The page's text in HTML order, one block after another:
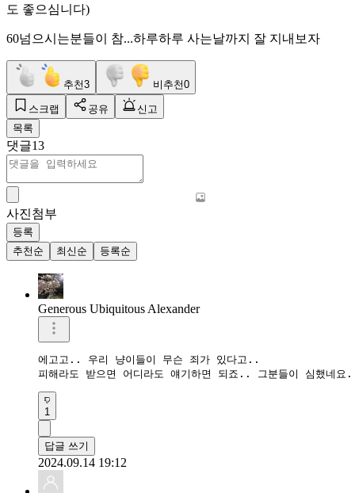
도 좋으심니다)
60넘으시는분들이 참...하루하루 사는날까지 잘 지내보자
추천3 비추천0
스크랩 공유
신고
목록
댓글13
사진첨부
등록
추천순
최신순 등록순
Generous Ubiquitous Alexander
에고고.. 우리 냥이들이 무슨 죄가 있다고..
피해라도 받으면 어디라도 얘기하면 되죠.. 그분들이 심했네요.
1
답글 쓰기
2024.09.14 19:12